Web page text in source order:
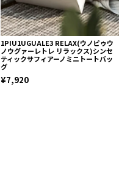
1PIU1UGUALE3 RELAX(ウノピゥウ
ノウグァーレトレ リラックス)シンセ
ティックサフィアーノミニトートバッ
グ
¥7,920